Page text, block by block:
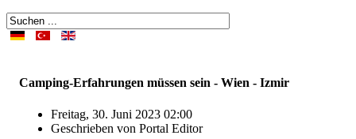
Camping-Erfahrungen müssen sein - Wien - Izmir
Freitag, 30. Juni 2023 02:00
Geschrieben von Portal Editor